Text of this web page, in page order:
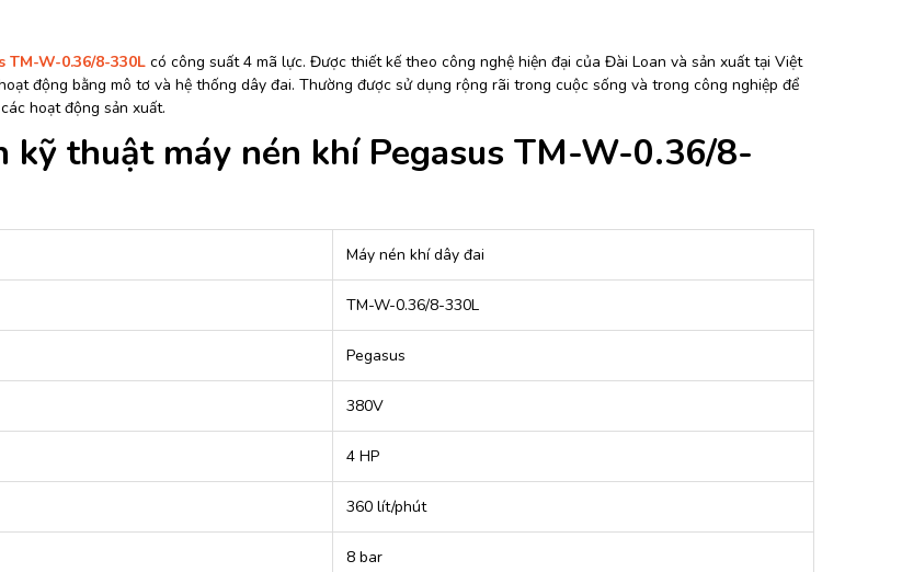
TM-W-0.36/8-330Lcó công suất 4 mã lực. Được thiết kế theo công nghệ hiện đại của Đài Loan và sản xuất tại Việt
động bằng mô tơ và hệ thống dây đai. Thường được sử dụng rộng rãi trong cuộc sống và trong công nghiệp để
hoạt động sản xuất.
kỹ thuật máy nén khí Pegasus TM-W-0.36/8-
Máy nén khí dây đai
TM-W-0.36/8-330L
Pegasus
380V
4 HP
360 lít/phút
8 bar